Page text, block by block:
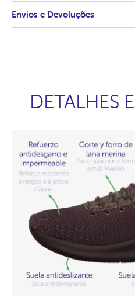
Envios e Devoluções
DETALHES